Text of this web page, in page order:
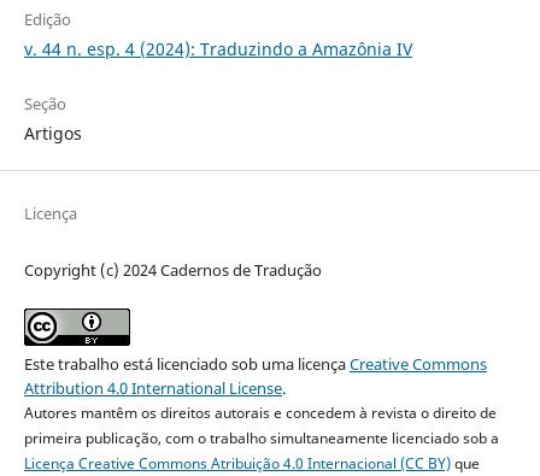
Edição
v. 44 n. esp. 4 (2024): Traduzindo a Amazônia IV
Seção
Artigos
Licença
Copyright (c) 2024 Cadernos de Tradução
Este trabalho está licenciado sob uma licençaCreative Commons
Attribution 4.0 International License.
Autores mantêm os direitos autorais e concedem à revista o direito de
primeira publicação, com o trabalho simultaneamente licenciado sob a
Licença Creative Commons Atribuição 4.0 Internacional (CC BY)que